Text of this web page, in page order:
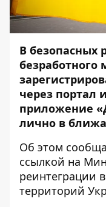
В безопасных
безработного
через портал
приложение
лично в
Об этом
ссылкой на
реинтеграции
территорий